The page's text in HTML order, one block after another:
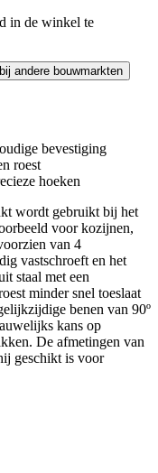
in de winkel te
andere bouwmarkten
bevestiging
roest
hoeken
wordt gebruikt bij het
voor kozijnen,
van 4
vastschroeft en het
staal met een
minder snel toeslaat
benen van 90º
kans op
De afmetingen van
geschikt is voor